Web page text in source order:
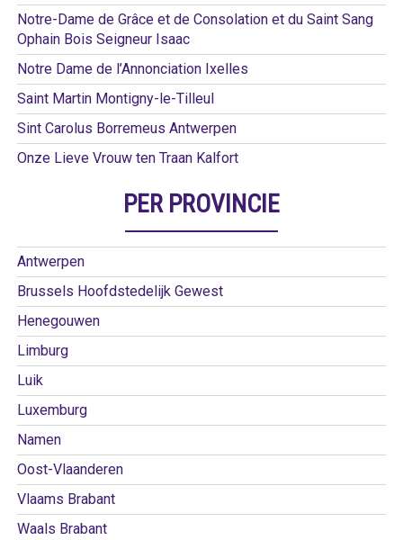
Notre-Dame de Grâce et de Consolation et du Saint Sang
Ophain Bois Seigneur Isaac
Notre Dame de l’Annonciation Ixelles
Saint Martin Montigny-le-Tilleul
Sint Carolus Borremeus Antwerpen
Onze Lieve Vrouw ten Traan Kalfort
PER PROVINCIE
Antwerpen
Brussels Hoofdstedelijk Gewest
Henegouwen
Limburg
Luik
Luxemburg
Namen
Oost-Vlaanderen
Vlaams Brabant
Waals Brabant